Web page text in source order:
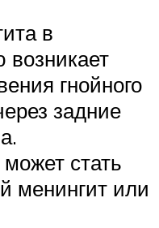
в
возникает
гнойного
задние
стать
менингит или